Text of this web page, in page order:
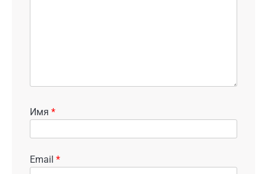
Имя *
Email *